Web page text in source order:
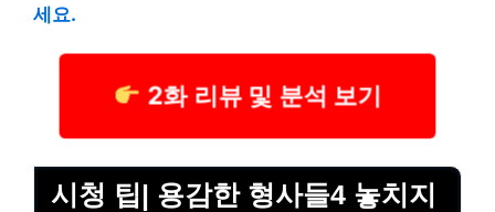
세요.
2화 리뷰 및 분석 보기
시청 팁| 용감한 형사들4 놓치지